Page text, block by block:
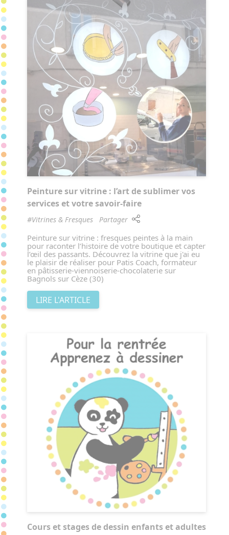
Peinture sur vitrine : l’art de sublimer vos
services et votre savoir-faire
#Vitrines & Fresques Partager
Peinture sur vitrine : fresques peintes à la main
pour raconter l’histoire de votre boutique et capter
l’œil des passants. Découvrez la vitrine que j'ai eu
le plaisir de réaliser pour Patis Coach, formateur
en pâtisserie-viennoiserie-chocolaterie sur
Bagnols sur Cèze (30)
LIRE L'ARTICLE
Cours et stages de dessin enfants et adultes